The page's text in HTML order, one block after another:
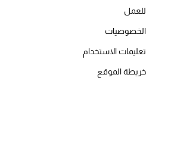
الحقائبللعمل
الخصوصيات
تعليمات الاستخدام
خريطة الموقع